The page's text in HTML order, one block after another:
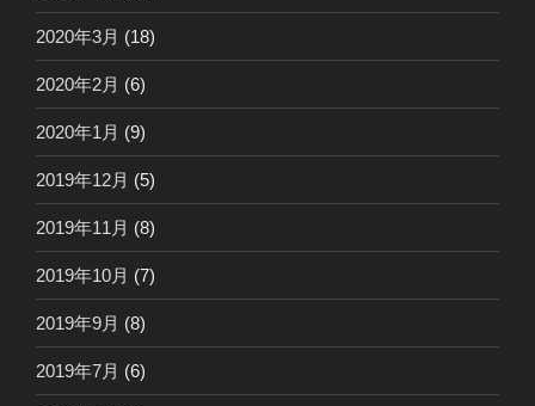
2020年3月 (18)
2020年2月 (6)
2020年1月 (9)
2019年12月 (5)
2019年11月 (8)
2019年10月 (7)
2019年9月 (8)
2019年7月 (6)